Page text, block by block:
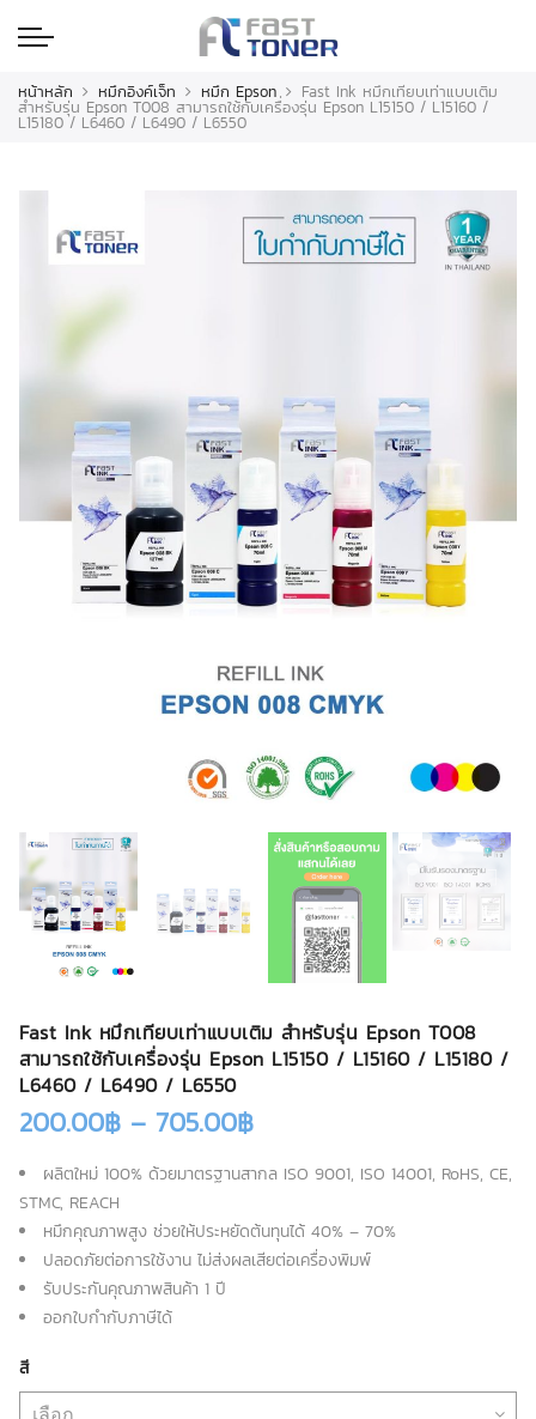
หน้าหลัก หมึกอิงค์เจ็ท หมึก Epson Fast Ink หมึกเทียบเท่าแบบเติม
สำหรับรุ่น Epson T008 สามารถใช้กับเครื่องรุ่น Epson L15150 / L15160 /
L15180 / L6460 / L6490 / L6550
Fast Ink หมึกเทียบเท่าแบบเติม สำหรับรุ่น Epson T008
สามารถใช้กับเครื่องรุ่น Epson L15150 / L15160 / L15180 /
L6460 / L6490 / L6550
200.00฿ – 705.00฿
ผลิตใหม่ 100% ด้วยมาตรฐานสากล ISO 9001, ISO 14001, RoHS, CE,
STMC, REACH
หมึกคุณภาพสูง ช่วยให้ประหยัดต้นทุนได้ 40% – 70%
ปลอดภัยต่อการใช้งาน ไม่ส่งผลเสียต่อเครื่องพิมพ์
รับประกันคุณภาพสินค้า 1 ปี
ออกใบกำกับภาษีได้
สี